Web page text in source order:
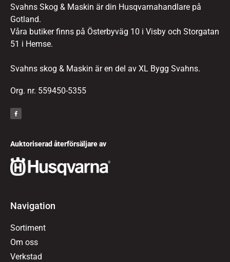
Svahns Skog & Maskin är din Husqvarnahandlare på
Gotland.
Våra butiker finns på Österbyväg 10 i Visby och Storgatan
51 i Hemse.
Svahns skog & Maskin är en del av XL Bygg Svahns.
Org. nr. 559450-5355
Auktoriserad återförsäljare av
Navigation
Sortiment
Om oss
Verkstad